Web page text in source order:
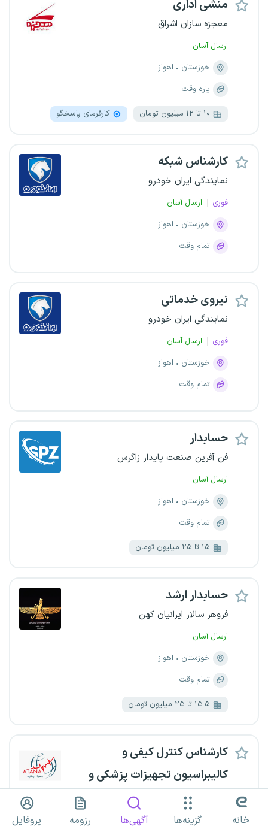
منشی اداری
معجزه سازان اشراق
ارسال آسان
خوزستان
اهواز
پاره وقت
۱۰ تا ۱۲ میلیون تومان کارفرمای پاسخگو
کارشناس شبکه
نمایندگی ایران خودرو
فوری
ارسال آسان
خوزستان
اهواز
تمام وقت
نیروی خدماتی
نمایندگی ایران خودرو
فوری
ارسال آسان
خوزستان
اهواز
تمام وقت
حسابدار
فن آفرین صنعت پایدار زاگرس
ارسال آسان
خوزستان
اهواز
تمام وقت
۱۵ تا ۲۵ میلیون تومان
حسابدار ارشد
فروهر سالار ایرانیان کهن
ارسال آسان
خوزستان
اهواز
تمام وقت
۱۵.۵ تا ۲۵ میلیون تومان
کارشناس کنترل کیفی و
کالیبراسیون تجهیزات پزشکی و
آزمایشگاهی
آتانا تجهیز آزما خانه گزینه‌ها آگهی‌ها رزومه پروفایل